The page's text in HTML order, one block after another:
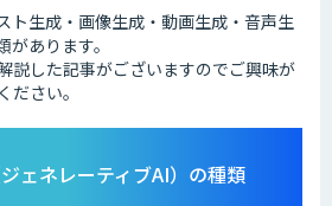
ト生成・画像生成・動画生成・音声生
あります。
説した記事がございますのでご興味が
ださい。
ェネレーティブAI）の種類